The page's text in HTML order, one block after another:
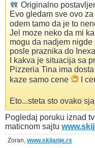
Originalno
Evo gledam sve ovo
odem tamo da je to
Jel moze neko da mi
mogu da nadjem
posle praznika do
I kakva je situacija sa
Pizzeria Tina ima
kaze samo cene
I
Eto...steta sto ovako
Pogledaj poruku iznad
maticnom sajtu
Zoran, www.skijanje.rs